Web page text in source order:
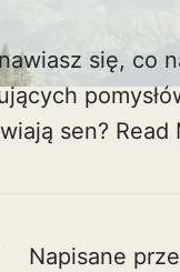
się, co
sen? Read
Napisane